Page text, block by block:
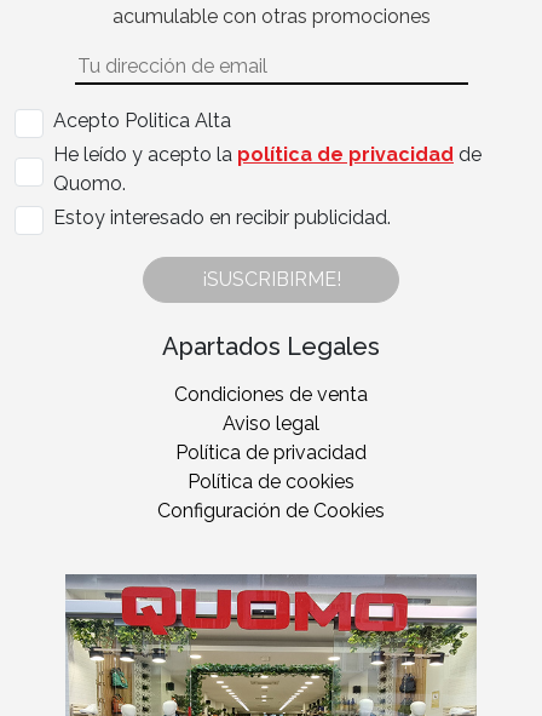
acumulable con otras promociones
Acepto Politica Alta
He leído y acepto la política de privacidad de
Quomo.
Estoy interesado en recibir publicidad.
¡SUSCRIBIRME!
Apartados Legales
Condiciones de venta
Aviso legal
Política de privacidad
Política de cookies
Configuración de Cookies